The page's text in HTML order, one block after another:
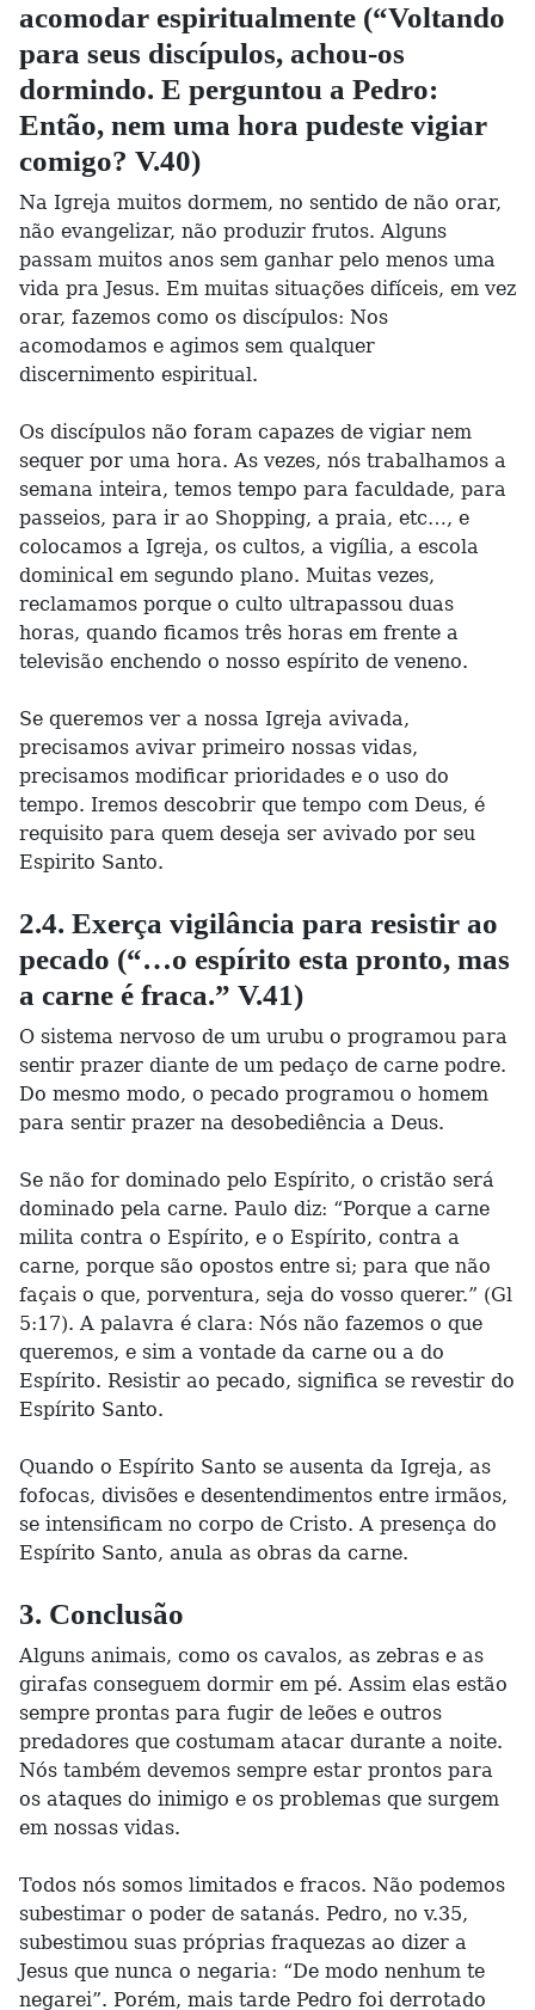
acomodar espiritualmente (“Voltando
para seus discípulos, achou-os
dormindo. E perguntou a Pedro:
Então, nem uma hora pudeste vigiar
comigo? V.40)
Na Igreja muitos dormem, no sentido de não orar,
não evangelizar, não produzir frutos. Alguns
passam muitos anos sem ganhar pelo menos uma
vida pra Jesus. Em muitas situações difíceis, em vez
orar, fazemos como os discípulos: Nos
acomodamos e agimos sem qualquer
discernimento espiritual.
Os discípulos não foram capazes de vigiar nem
sequer por uma hora. As vezes, nós trabalhamos a
semana inteira, temos tempo para faculdade, para
passeios, para ir ao Shopping, a praia, etc…, e
colocamos a Igreja, os cultos, a vigília, a escola
dominical em segundo plano. Muitas vezes,
reclamamos porque o culto ultrapassou duas
horas, quando ficamos três horas em frente a
televisão enchendo o nosso espírito de veneno.
Se queremos ver a nossa Igreja avivada,
precisamos avivar primeiro nossas vidas,
precisamos modificar prioridades e o uso do
tempo. Iremos descobrir que tempo com Deus, é
requisito para quem deseja ser avivado por seu
Espirito Santo.
2.4. Exerça vigilância para resistir ao
pecado (“…o espírito esta pronto, mas
a carne é fraca.” V.41)
O sistema nervoso de um urubu o programou para
sentir prazer diante de um pedaço de carne podre.
Do mesmo modo, o pecado programou o homem
para sentir prazer na desobediência a Deus.
Se não for dominado pelo Espírito, o cristão será
dominado pela carne. Paulo diz: “Porque a carne
milita contra o Espírito, e o Espírito, contra a
carne, porque são opostos entre si; para que não
façais o que, porventura, seja do vosso querer.” (Gl
5:17). A palavra é clara: Nós não fazemos o que
queremos, e sim a vontade da carne ou a do
Espírito. Resistir ao pecado, significa se revestir do
Espírito Santo.
Quando o Espírito Santo se ausenta da Igreja, as
fofocas, divisões e desentendimentos entre irmãos,
se intensificam no corpo de Cristo. A presença do
Espírito Santo, anula as obras da carne.
3. Conclusão
Alguns animais, como os cavalos, as zebras e as
girafas conseguem dormir em pé. Assim elas estão
sempre prontas para fugir de leões e outros
predadores que costumam atacar durante a noite.
Nós também devemos sempre estar prontos para
os ataques do inimigo e os problemas que surgem
em nossas vidas.
Todos nós somos limitados e fracos. Não podemos
subestimar o poder de satanás. Pedro, no v.35,
subestimou suas próprias fraquezas ao dizer a
Jesus que nunca o negaria: “De modo nenhum te
negarei”. Porém, mais tarde Pedro foi derrotado